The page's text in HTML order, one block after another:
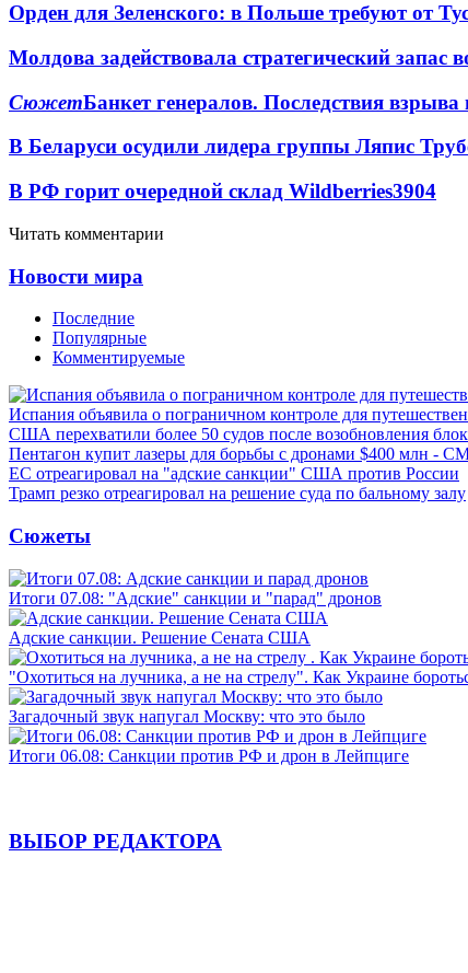
Орден для Зеленского: в Польше требуют от
Молдова задействовала стратегический запас
СюжетБанкет генералов. Последствия
В Беларуси осудили лидера группы Ляпис
В РФ горит очередной склад Wildberries3904
Читать комментарии
Новости мира
Последние
Популярные
Комментируемые
Испания объявила о пограничном контроле для
США перехватили более 50 судов после возобновления
Пентагон купит лазеры для борьбы с дронами $400 млн -
ЕС отреагировал на "адские санкции" США против России
Трамп резко отреагировал на решение суда по бальному залу
Сюжеты
Итоги 07.08: "Адские" санкции и "парад" дронов
Адские санкции. Решение Сената США
"Охотиться на лучника, а не на стрелу". Как Украине
Загадочный звук напугал Москву: что это было
Итоги 06.08: Санкции против РФ и дрон в Лейпциге
ВЫБОР РЕДАКТОРА